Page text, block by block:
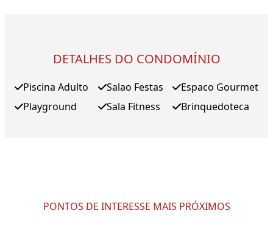
DETALHES DO CONDOMÍNIO
Piscina Adulto
Playground
Salao Festas
Sala Fitness
Espaco Gourmet
Brinquedoteca
PONTOS DE INTERESSE MAIS PRÓXIMOS